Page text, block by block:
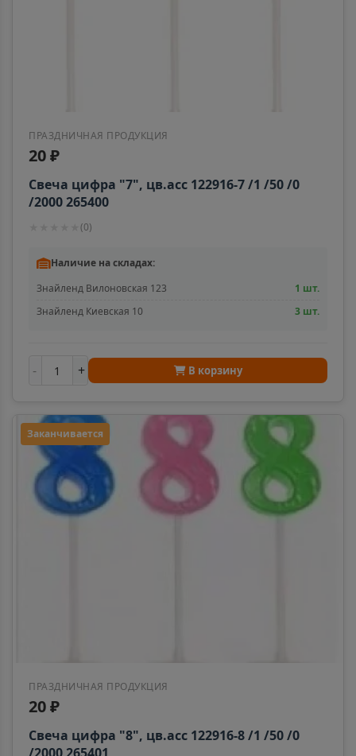
ПРАЗДНИЧНАЯ ПРОДУКЦИЯ
20 ₽
Свеча цифра "7", цв.асс 122916-7 /1 /50 /0
/2000 265400
(0)
Наличие на складах:
Знайленд Вилоновская 123
1 шт.
Знайленд Киевская 10
3 шт.
- + В корзину
Заканчивается
ПРАЗДНИЧНАЯ ПРОДУКЦИЯ
20 ₽
Свеча цифра "8", цв.асс 122916-8 /1 /50 /0